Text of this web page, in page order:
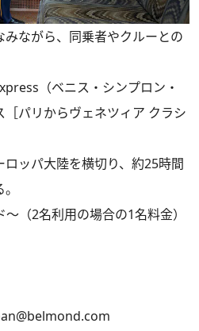
ながら、同乗者やクルーとの
（ベニス・シンプロン・
パリからヴェネツィア クラシ
ッパ大陸を横切り、約25時間
（2名利用の場合の1名料金）